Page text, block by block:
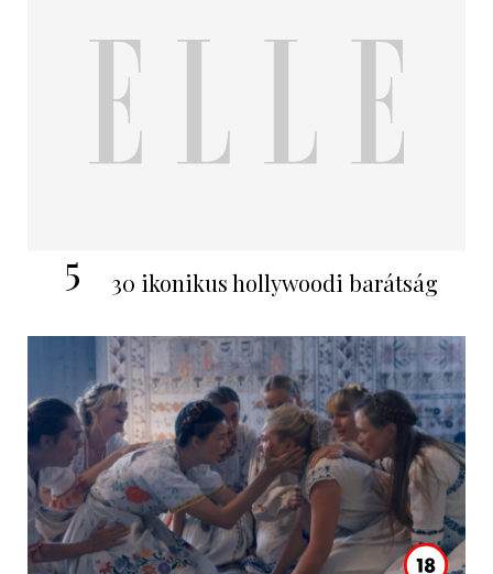
5 30 ikonikus hollywoodi barátság